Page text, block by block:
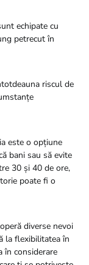
echipate cu
petrecut în
riscul de
este o opțiune
bani sau să evite
30 și 40 de ore,
poate fi o
diverse nevoi
la flexibilitatea în
în considerare